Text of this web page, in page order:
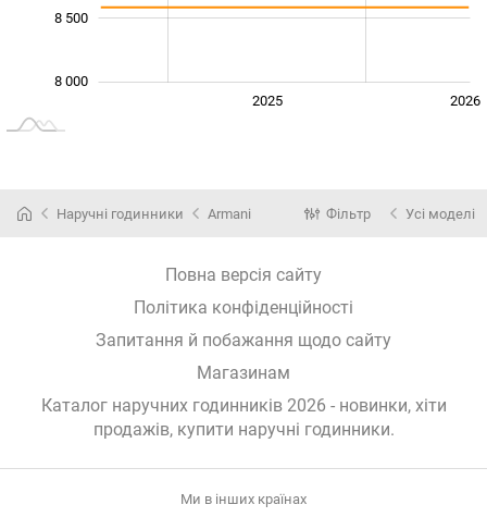
8 000
8 500
2025 2026
Наручні годинники Armani Фільтр Усі моделі
Повна версія сайту
Політика конфіденційності
Запитання й побажання щодо сайту
Магазинам
Каталог наручних годинників 2026 - новинки, хіти
продажів, купити наручні годинники.
Ми в інших країнах